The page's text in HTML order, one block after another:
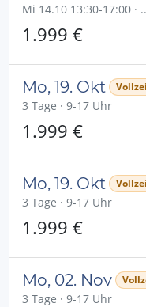
Mi 14.10 13:30-17:00 ·
1.999 €
Mo, 19. Okt
3 Tage · 9-17 Uhr
1.999 €
Mo, 19. Okt
3 Tage · 9-17 Uhr
1.999 €
Mo, 02. Nov
3 Tage · 9-17 Uhr